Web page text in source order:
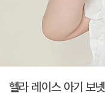
헬라 레이스 아기 보넷